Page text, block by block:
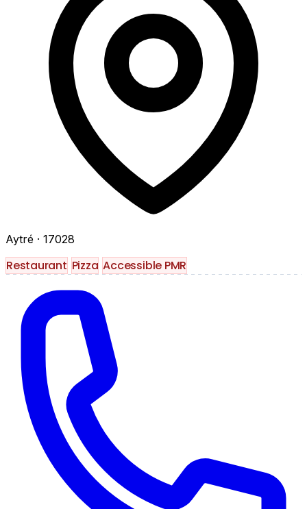
Aytré · 17028
Restaurant Pizza Accessible PMR